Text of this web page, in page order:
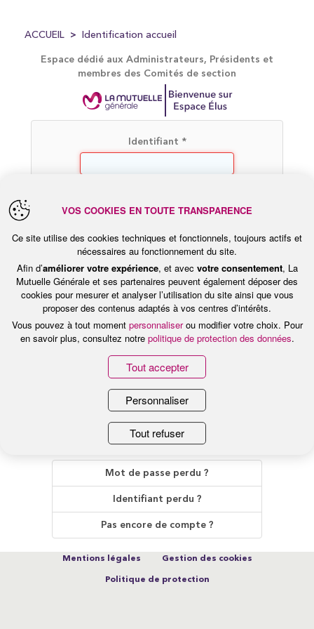
ACCUEIL Identification accueil
Espace dédié aux Administrateurs, Présidents et
membres des Comités de section
Identifiant *
Se rappeler de moi
Connexion
Mot de passe perdu ?
Identifiant perdu ?
Pas encore de compte ?
Mentions légales Gestion des cookies
Politique de protection
VOS COOKIES EN TOUTE TRANSPARENCE
Ce site utilise des cookies techniques et fonctionnels, toujours actifs et
nécessaires au fonctionnement du site.
Afin d’améliorer votre expérience, et avec votre consentement, La
Mutuelle Générale et ses partenaires peuvent également déposer des
cookies pour mesurer et analyser l’utilisation du site ainsi que vous
proposer des contenus adaptés à vos centres d’intérêts.
Vous pouvez à tout moment personnaliserou modifier votre choix. Pour
en savoir plus, consultez notre politique de protection des données.
Tout accepter
Personnaliser
Tout refuser